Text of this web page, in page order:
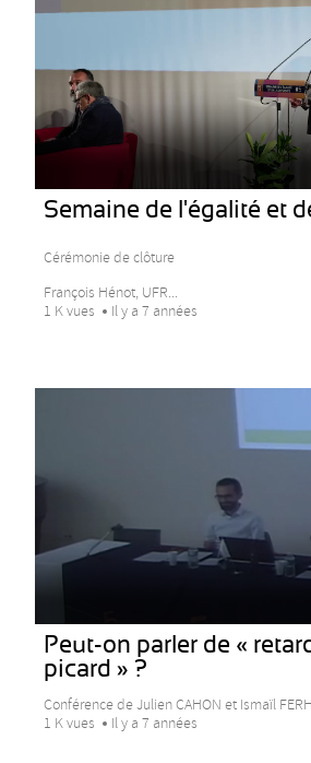
Semaine de l'égalité et
Cérémonie de clôture
François Hénot, UFR...
1 K vues
Il y a 7 années
Peut-on parler de «
picard » ?
Conférence de Julien CAHON et Ismaïl
1 K vues
Il y a 7 années